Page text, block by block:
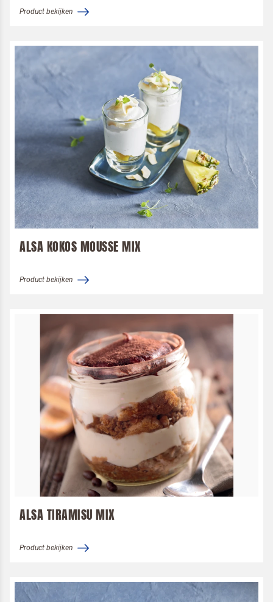
Product bekijken
ALSA KOKOS MOUSSE MIX
Product bekijken
ALSA TIRAMISU MIX
Product bekijken